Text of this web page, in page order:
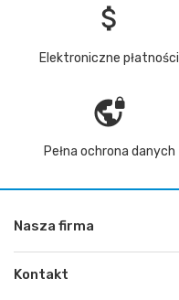
attach_money
Elektroniczne płatności
vpn_lock
Pełna ochrona danych
Nasza firma
Kontakt